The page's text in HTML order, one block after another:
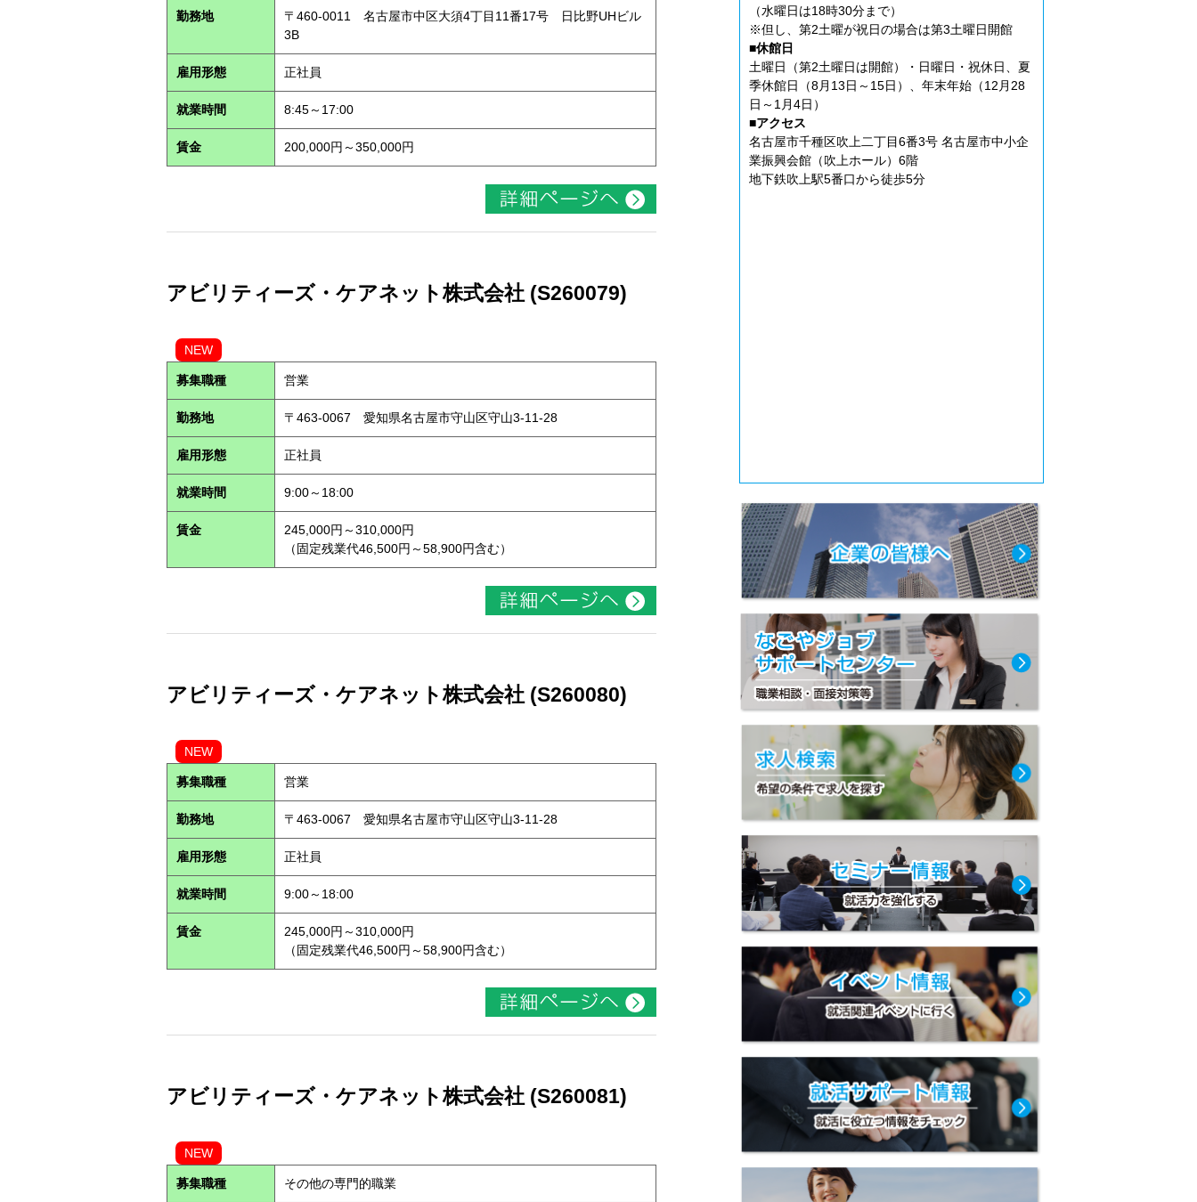
勤務地
〒460-0011 名古屋市中区大須4丁目11番17号 日比野UHビル
3B
雇用形態 正社員
就業時間 8:45～17:00
賃金 200,000円～350,000円
アビリティーズ・ケアネット株式会社 (S260079)
NEW
募集職種 営業
勤務地 〒463-0067 愛知県名古屋市守山区守山3-11-28
雇用形態 正社員
就業時間 9:00～18:00
賃金
245,000円～310,000円
（固定残業代46,500円～58,900円含む）
アビリティーズ・ケアネット株式会社 (S260080)
NEW
募集職種 営業
勤務地 〒463-0067 愛知県名古屋市守山区守山3-11-28
雇用形態 正社員
就業時間 9:00～18:00
賃金
245,000円～310,000円
（固定残業代46,500円～58,900円含む）
アビリティーズ・ケアネット株式会社 (S260081)
NEW
募集職種 その他の専門的職業
（水曜日は18時30分まで）
※但し、第2土曜が祝日の場合は第3土曜日開館
■休館日
土曜日（第2土曜日は開館）・日曜日・祝休日、夏
季休館日（8月13日～15日）、年末年始（12月28
日～1月4日）
■アクセス
名古屋市千種区吹上二丁目6番3号 名古屋市中小企
業振興会館（吹上ホール）6階
地下鉄吹上駅5番口から徒歩5分